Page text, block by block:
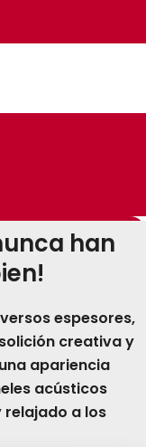
han
espesores,
creativa y
apariencia
acústicos
a los